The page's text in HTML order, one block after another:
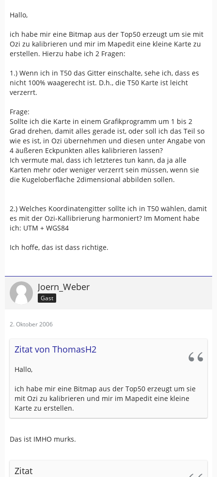
Hallo,
ich habe mir eine Bitmap aus der Top50 erzeugt um sie mit
Ozi zu kalibrieren und mir im Mapedit eine kleine Karte zu
erstellen. Hierzu habe ich 2 Fragen:
1.) Wenn ich in T50 das Gitter einschalte, sehe ich, dass es
nicht 100% waagerecht ist. D.h., die T50 Karte ist leicht
verzerrt.
Frage:
Sollte ich die Karte in einem Grafikprogramm um 1 bis 2
Grad drehen, damit alles gerade ist, oder soll ich das Teil so
wie es ist, in Ozi übernehmen und diesen unter Angabe von
4 äußeren Eckpunkten alles kalibrieren lassen?
Ich vermute mal, dass ich letzteres tun kann, da ja alle
Karten mehr oder weniger verzerrt sein müssen, wenn sie
die Kugeloberfläche 2dimensional abbilden sollen.
2.) Welches Koordinatengitter sollte ich in T50 wählen, damit
es mit der Ozi-Kallibrierung harmoniert? Im Moment habe
ich: UTM + WGS84
Ich hoffe, das ist dass richtige.
Joern_Weber
Gast
2. Oktober 2006
Zitat von ThomasH2
Hallo,
ich habe mir eine Bitmap aus der Top50 erzeugt um sie
mit Ozi zu kalibrieren und mir im Mapedit eine kleine
Karte zu erstellen.
Das ist IMHO murks.
Zitat